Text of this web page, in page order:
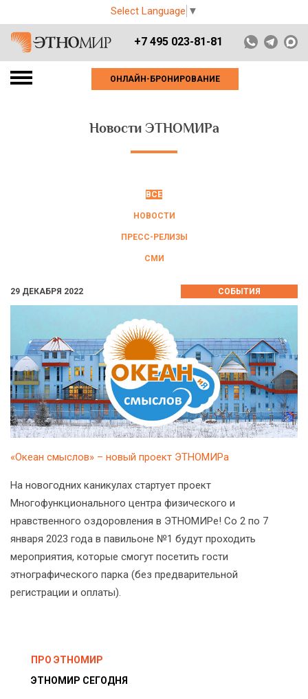
Select Language ▼
+7 495 023-81-81
ОНЛАЙН-БРОНИРОВАНИЕ
Новости ЭТНОМИРа
ВСЕ
НОВОСТИ
ПРЕСС-РЕЛИЗЫ
СМИ
29 ДЕКАБРЯ 2022 СОБЫТИЯ
«Океан смыслов» – новый проект ЭТНОМИРа
На новогодних каникулах стартует проект
Многофункционального центра физического и
нравственного оздоровления в ЭТНОМИРе! Со 2 по 7
января 2023 года в павильоне №1 будут проходить
мероприятия, которые смогут посетить гости
этнографического парка (без предварительной
регистрации и оплаты).
ПРО ЭТНОМИР
ЭТНОМИР СЕГОДНЯ